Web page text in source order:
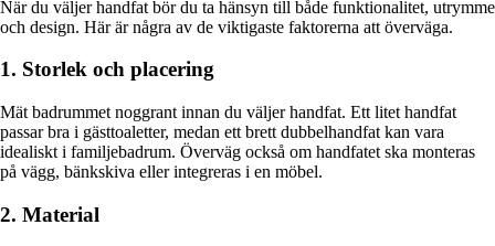
När du väljer handfat bör du ta hänsyn till både funktionalitet, utrymme
och design. Här är några av de viktigaste faktorerna att överväga.
1. Storlek och placering
Mät badrummet noggrant innan du väljer handfat. Ett litet handfat
passar bra i gästtoaletter, medan ett brett dubbelhandfat kan vara
idealiskt i familjebadrum. Överväg också om handfatet ska monteras
på vägg, bänkskiva eller integreras i en möbel.
2. Material